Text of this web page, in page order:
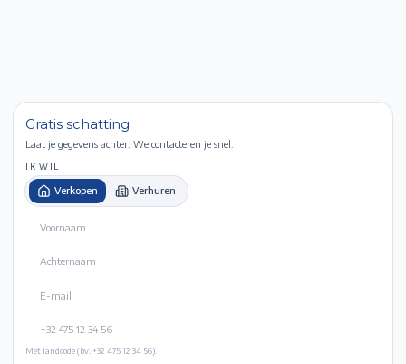
Gratis schatting
Laat je gegevens achter. We contacteren je snel.
IK WIL
Verkopen Verhuren
Met landcode (bv. +32 475 12 34 56).